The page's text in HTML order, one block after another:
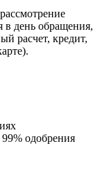
в день обращения,
расчет, кредит,
одобрения